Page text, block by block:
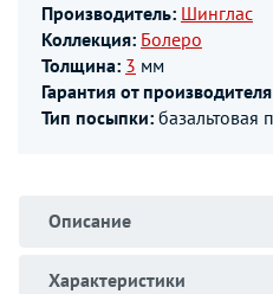
Производитель: Шинглас
Коллекция: Болеро
Толщина: 3 мм
Гарантия от
Тип посыпки: базальтовая
Описание
Характеристики